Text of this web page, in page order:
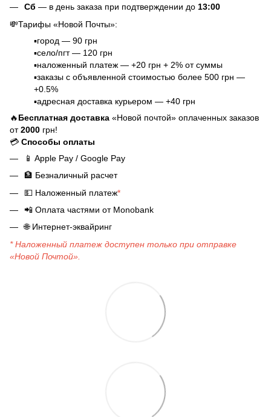
Сб — в день заказа при подтверждении до 13:00
💸Тарифы «Новой Почты»:
▪️город — 90 грн
▪️село/пгт — 120 грн
▪️наложенный платеж — +20 грн + 2% от суммы
▪️заказы с объявленной стоимостью более 500 грн —
+0.5%
▪️адресная доставка курьером — +40 грн
🔥Бесплатная доставка «Новой почтой» оплаченных заказов
от2000 грн!
💳 Способы оплаты
📱 Apple Pay / Google Pay
🏦 Безналичный расчет
💵 Наложенный платеж*
📲 Оплата частями от Monobank
🌐Интернет-эквайринг
* Наложенный платеж доступен только при отправке
«Новой Почтой».